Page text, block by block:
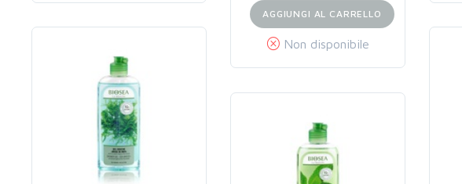
AGGIUNGI AL CARRELLO
Non disponibile